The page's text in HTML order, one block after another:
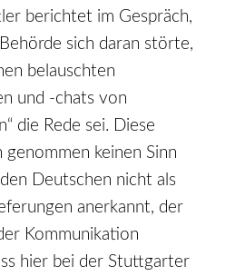
berichtet im Gespräch,
sich daran störte,
belauschten
und -chats von
die Rede sei. Diese
keinen Sinn
Deutschen nicht als
anerkannt, der
Kommunikation
hier bei der Stuttgarter